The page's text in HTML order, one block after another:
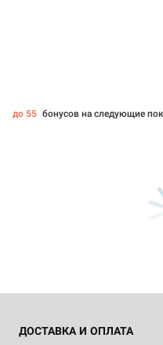
до 55 бонусов на следующие
ДОСТАВКА И ОПЛАТА